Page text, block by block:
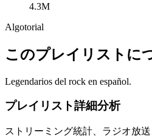
4.3M
Algotorial
このプレイリストに
Legendarios del rock en español.
プレイリスト詳細分析
ストリーミング統計、ラジオ放